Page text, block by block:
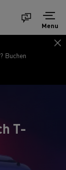
Menu
Buchen
T-